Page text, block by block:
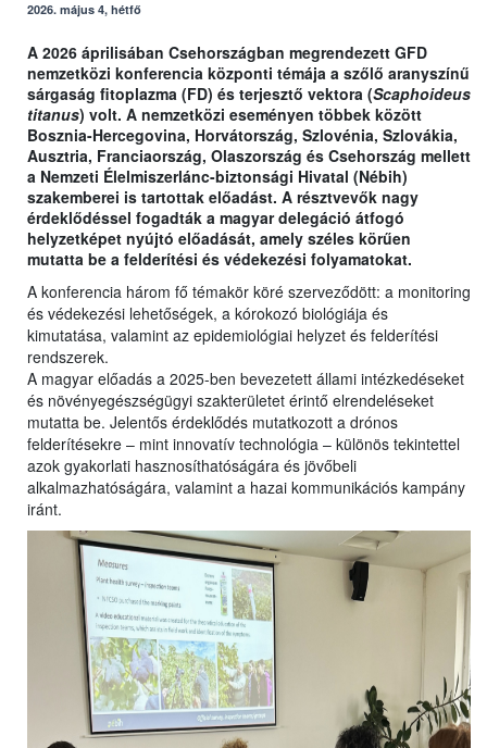
2026. május 4, hétfő
A 2026 áprilisában Csehországban megrendezett GFD
nemzetközi konferencia központi témája a szőlő aranyszínű
sárgaság fitoplazma (FD) és terjesztő vektora (Scaphoideus
titanus) volt. A nemzetközi eseményen többek között
Bosznia-Hercegovina, Horvátország, Szlovénia, Szlovákia,
Ausztria, Franciaország, Olaszország és Csehország mellett
a Nemzeti Élelmiszerlánc-biztonsági Hivatal (Nébih)
szakemberei is tartottak előadást. A résztvevők nagy
érdeklődéssel fogadták a magyar delegáció átfogó
helyzetképet nyújtó előadását, amely széles körűen
mutatta be a felderítési és védekezési folyamatokat.
A konferencia három fő témakör köré szerveződött: a monitoring
és védekezési lehetőségek, a kórokozó biológiája és
kimutatása, valamint az epidemiológiai helyzet és felderítési
rendszerek.
A magyar előadás a 2025-ben bevezetett állami intézkedéseket
és növényegészségügyi szakterületet érintő elrendeléseket
mutatta be. Jelentős érdeklődés mutatkozott a drónos
felderítésekre – mint innovatív technológia – különös tekintettel
azok gyakorlati hasznosíthatóságára és jövőbeli
alkalmazhatóságára, valamint a hazai kommunikációs kampány
iránt.